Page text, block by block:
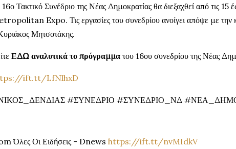
Τακτικό Συνέδριο της Νέας Δημοκρατίας θα διεξαχθεί από τις
Expo. Τις εργασίες του συνεδρίου ανοίγει απόψε με την
Μητσοτάκης.
ΕΔΩ αναλυτικά το πρόγραμμα του 16ου συνεδρίου της Νέας
ift.tt/LfNlhxD
#ΣΥΝΕΔΡΙΟ #ΣΥΝΕΔΡΙΟ_ΝΔ
Όλες Οι Ειδήσεις - Dnews https://ift.tt/nvMIdkV